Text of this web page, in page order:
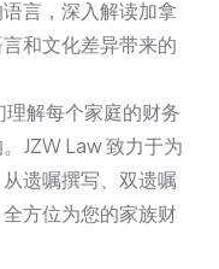
言，深入解读加拿
和文化差异带来的
理解每个家庭的财务
JZW Law 致力于为
遗嘱撰写、双遗嘱
方位为您的家族财